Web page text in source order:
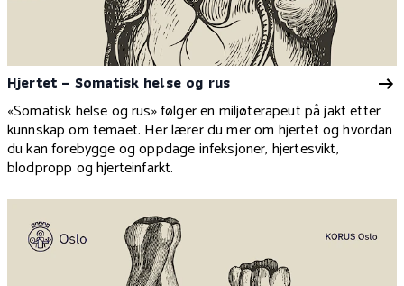
Hjertet – Somatisk helse og rus
«Somatisk helse og rus» følger en miljøterapeut på jakt etter
kunnskap om temaet. Her lærer du mer om hjertet og hvordan
du kan forebygge og oppdageinfeksjoner, hjertesvikt,
blodpropp og hjerteinfarkt.